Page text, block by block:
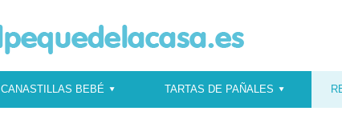
CANASTILLAS BEBÉ TARTAS DE PAÑALES